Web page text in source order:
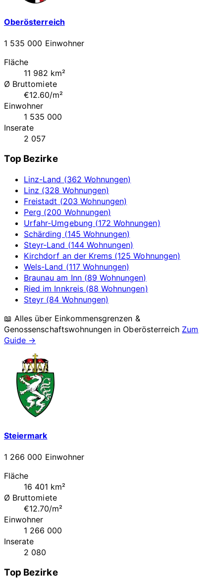
Oberösterreich
1 535 000 Einwohner
Fläche
11 982 km²
Ø Bruttomiete
€12.60/m²
Einwohner
1 535 000
Inserate
2 057
Top Bezirke
Linz-Land (362 Wohnungen)
Linz (328 Wohnungen)
Freistadt (203 Wohnungen)
Perg (200 Wohnungen)
Urfahr-Umgebung (172 Wohnungen)
Schärding (145 Wohnungen)
Steyr-Land (144 Wohnungen)
Kirchdorf an der Krems (125 Wohnungen)
Wels-Land (117 Wohnungen)
Braunau am Inn (89 Wohnungen)
Ried im Innkreis (88 Wohnungen)
Steyr (84 Wohnungen)
📖 Alles über Einkommensgrenzen &
Genossenschaftswohnungen in Oberösterreich Zum
Guide →
Steiermark
1 266 000 Einwohner
Fläche
16 401 km²
Ø Bruttomiete
€12.70/m²
Einwohner
1 266 000
Inserate
2 080
Top Bezirke